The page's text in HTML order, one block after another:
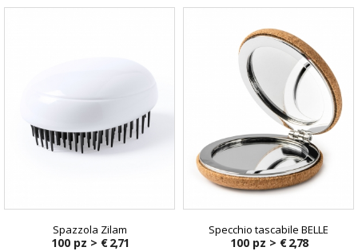
Spazzola Zilam
100 pz > € 2,71
Specchio tascabile BELLE
100 pz > € 2,78